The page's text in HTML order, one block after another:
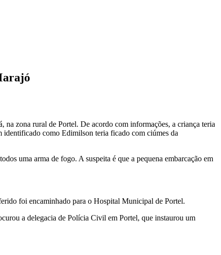
zona rural de Portel. De acordo com informações, a criança teria
como Edimilson teria ficado com ciúmes da
uma arma de fogo. A suspeita é que a pequena embarcação em
foi encaminhado para o Hospital Municipal de Portel.
a delegacia de Polícia Civil em Portel, que instaurou um